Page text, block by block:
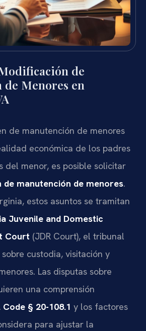
de
Menores en
de manutención de menores
económica de los padres
del menor, es posible solicitar
de manutención de menores.
estos asuntos se tramitan
Juvenile and Domestic
Court (JDR Court), el tribunal
custodia, visitación y
Las disputas sobre
una comprensión
Code § 20-108.1 y los factores
para ajustar la